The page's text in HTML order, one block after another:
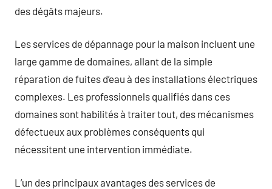
des dégâts majeurs.
Les services de dépannage pour la maison incluent une
large gamme de domaines, allant de la simple
réparation de fuites d’eau à des installations électriques
complexes. Les professionnels qualifiés dans ces
domaines sont habilités à traiter tout, des mécanismes
défectueux aux problèmes conséquents qui
nécessitent une intervention immédiate.
L’un des principaux avantages des services de